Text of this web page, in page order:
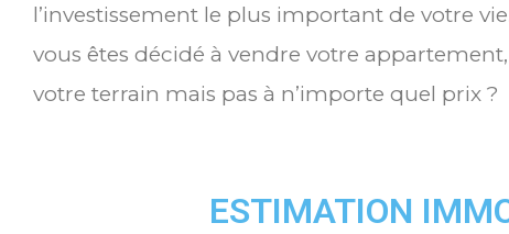
l’investissement le plus important de votre
vous êtes décidé à vendre votre
votre terrain mais pas à n’importe quel prix ?
ESTIMATION